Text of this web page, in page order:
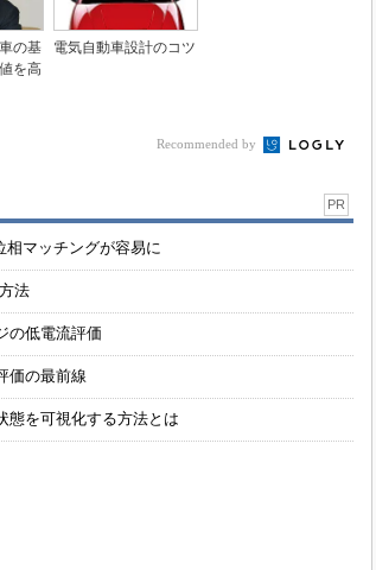
の基
を高
電気自動車設計のコツ
Recommended by
PR
相マッチングが容易に
法
の低電流評価
価の最前線
態を可視化する方法とは